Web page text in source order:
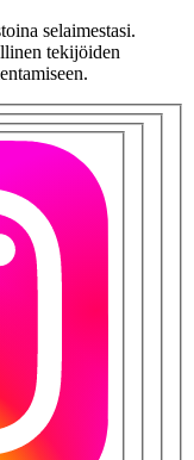
selaimestasi.
tekijöiden